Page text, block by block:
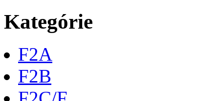
Kategórie
F2A
F2B